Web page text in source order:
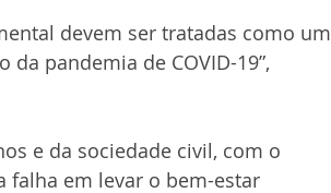
devem ser tratadas como um
pandemia de COVID-19”,
e da sociedade civil, com o
falha em levar o bem-estar